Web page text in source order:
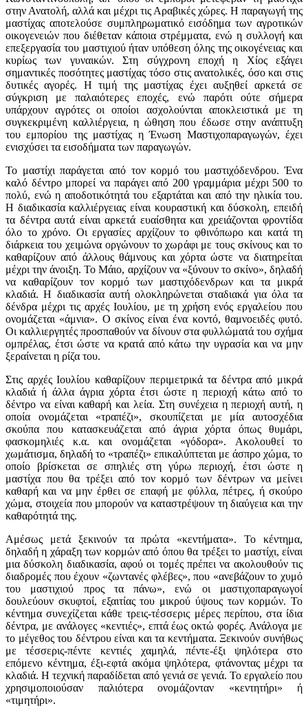
στην Ανατολή, αλλά και μέχρι τις Αραβικές χώρες. Η παραγωγή της
μαστίχας αποτελούσε συμπληρωματικό εισόδημα των αγροτικών
οικογενειών που διέθεταν κάποια στρέμματα, ενώ η συλλογή και
επεξεργασία του μαστιχιού ήταν υπόθεση όλης της οικογένειας και
κυρίως των γυναικών. Στη σύγχρονη εποχή η Χίος εξάγει
σημαντικές ποσότητες μαστίχας τόσο στις ανατολικές, όσο και στις
δυτικές αγορές. Η τιμή της μαστίχας έχει αυξηθεί αρκετά σε
σύγκριση με παλαιότερες εποχές, ενώ παρότι ούτε σήμερα
υπάρχουν αγρότες οι οποίοι ασχολούνται αποκλειστικά με τη
συγκεκριμένη καλλιέργεια, η ώθηση που έδωσε στην ανάπτυξη
του εμπορίου της μαστίχας η Ένωση Μαστιχοπαραγωγών, έχει
ενισχύσει τα εισοδήματα των παραγωγών.
Το μαστίχι παράγεται από τον κορμό του μαστιχόδενδρου. Ένα
καλό δέντρο μπορεί να παράγει από 200 γραμμάρια μέχρι 500 το
πολύ, ενώ η αποδοτικότητά του εξαρτάται και από την ηλικία του.
Η διαδικασία καλλιέργειας είναι κουραστική και δύσκολη, επειδή
τα δέντρα αυτά είναι αρκετά ευαίσθητα και χρειάζονται φροντίδα
όλο το χρόνο. Οι εργασίες αρχίζουν το φθινόπωρο και κατά τη
διάρκεια του χειμώνα οργώνουν το χωράφι με τους σκίνους και το
καθαρίζουν από άλλους θάμνους και χόρτα ώστε να διατηρείται
μέχρι την άνοιξη. Το Μάιο, αρχίζουν να «ξύνουν το σκίνο», δηλαδή
να καθαρίζουν τον κορμό των μαστιχόδενδρων και τα μικρά
κλαδιά. Η διαδικασία αυτή ολοκληρώνεται σταδιακά για όλα τα
δένδρα μέχρι τις αρχές Ιουλίου, με τη χρήση ενός εργαλείου που
ονομάζεται «άμνια». Ο σκίνος είναι ένα κοντό, θαμνοειδές φυτό.
Οι καλλιεργητές προσπαθούν να δίνουν στα φυλλώματά του σχήμα
ομπρέλας, έτσι ώστε να κρατά από κάτω την υγρασία και να μην
ξεραίνεται η ρίζα του.
Στις αρχές Ιουλίου καθαρίζουν περιμετρικά τα δέντρα από μικρά
κλαδιά ή άλλα άγρια χόρτα έτσι ώστε η περιοχή κάτω από το
δέντρο να είναι καθαρή και λεία. Στη συνέχεια η περιοχή αυτή, η
οποία ονομάζεται «τραπέζι», σκουπίζεται με μία αυτοσχέδια
σκούπα που κατασκευάζεται από άγρια χόρτα όπως θυμάρι,
φασκομηλιές κ.α. και ονομάζεται «γόδορα». Ακολουθεί το
χωμάτισμα, δηλαδή το «τραπέζι» επικαλύπτεται με άσπρο χώμα, το
οποίο βρίσκεται σε σπηλιές στη γύρω περιοχή, έτσι ώστε η
μαστίχα που θα τρέξει από τον κορμό των δέντρων να μείνει
καθαρή και να μην έρθει σε επαφή με φύλλα, πέτρες, ή σκούρο
χώμα, στοιχεία που μπορούν να καταστρέψουν τη διαύγεια και την
καθαρότητά της.
Αμέσως μετά ξεκινούν τα πρώτα «κεντήματα». Το κέντημα,
δηλαδή η χάραξη των κορμών από όπου θα τρέξει το μαστίχι, είναι
μια δύσκολη διαδικασία, αφού οι τομές πρέπει να ακολουθούν τις
διαδρομές που έχουν «ζωντανές φλέβες», που «ανεβάζουν το χυμό
του μαστιχιού προς τα πάνω», ενώ οι μαστιχοπαραγωγοί
δουλεύουν σκυφτοί, εξαιτίας του μικρού ύψους των κορμών. Το
κέντημα συνεχίζεται κάθε τρεις-τέσσερις μέρες περίπου, στα ίδια
δέντρα, με ανάλογες «κεντιές», επτά έως οκτώ φορές. Ανάλογα με
το μέγεθος του δέντρου είναι και τα κεντήματα. Ξεκινούν συνήθως
με τέσσερις-πέντε κεντιές χαμηλά, πέντε-έξι ψηλότερα στο
επόμενο κέντημα, έξι-εφτά ακόμα ψηλότερα, φτάνοντας μέχρι τα
κλαδιά. Η τεχνική παραδίδεται από γενιά σε γενιά. Το εργαλείο που
χρησιμοποιούσαν παλιότερα ονομάζονταν «κεντητήρι» ή
«τιμητήρι».